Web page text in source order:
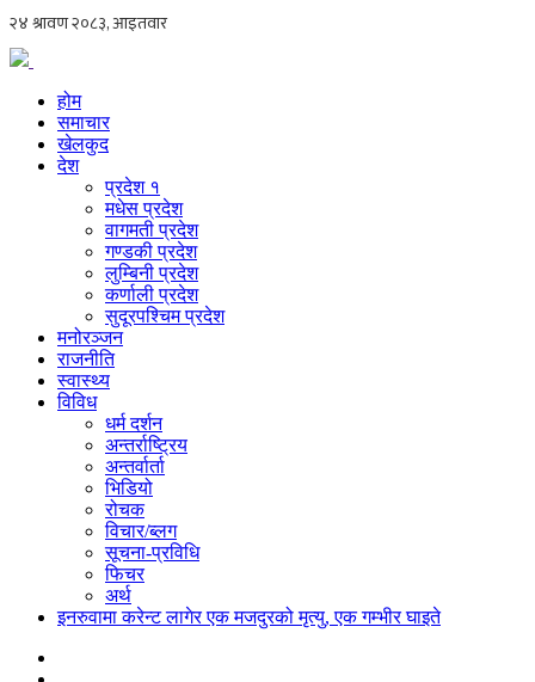
होम
समाचार
खेलकुद
देश
प्रदेश १
मधेस प्रदेश
वागमती प्रदेश
गण्डकी प्रदेश
लुम्बिनी प्रदेश
कर्णाली प्रदेश
सुदूरपश्चिम प्रदेश
मनोरञ्जन
राजनीति
स्वास्थ्य
विविध
धर्म दर्शन
अन्तर्राष्ट्रिय
अन्तर्वार्ता
भिडियो
रोचक
विचार/ब्लग
सूचना-प्रविधि
फिचर
अर्थ
इनरुवामा करेन्ट लागेर एक मजदुरको मृत्यु, एक गम्भीर घाइते